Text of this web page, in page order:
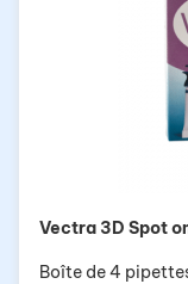
Vectra 3D Spot
Boîte de 4